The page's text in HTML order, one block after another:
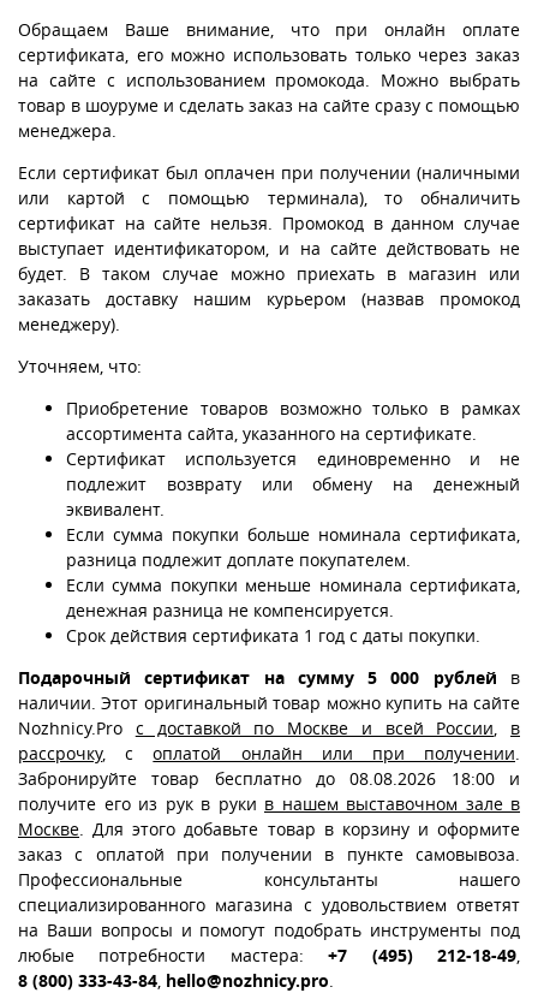
Обращаем Ваше внимание, что при онлайн оплате
сертификата, его можно использовать только через заказ
на сайте с использованием промокода. Можно выбрать
товар в шоуруме и сделать заказ на сайте сразу с помощью
менеджера.
Если сертификат был оплачен при получении (наличными
или картой с помощью терминала), то обналичить
сертификат на сайте нельзя. Промокод в данном случае
выступает идентификатором, и на сайте действовать не
будет. В таком случае можно приехать в магазин или
заказать доставку нашим курьером (назвав промокод
менеджеру).
Уточняем, что:
Приобретение товаров возможно только в рамках
ассортимента сайта, указанного на сертификате.
Сертификат используется единовременно и не
подлежит возврату или обмену на денежный
эквивалент.
Если сумма покупки больше номинала сертификата,
разница подлежит доплате покупателем.
Если сумма покупки меньше номинала сертификата,
денежная разница не компенсируется.
Срок действия сертификата 1 год с даты покупки.
Подарочный сертификат на сумму 5 000 рублей в
наличии. Этот оригинальный товар можно купить на сайте
Nozhnicy.Pro с доставкой по Москве и всей России
в
рассрочку, соплатой онлайн или при получении
Забронируйте товар бесплатно до 08.08.2026 18:00 и
получите его из рук в руки в нашем выставочном зале в
Москве . Для этого добавьте товар в корзину и оформите
заказ с оплатой при получении в пункте самовывоза.
Профессиональные консультанты нашего
специализированного магазина с удовольствием ответят
на Ваши вопросы и помогут подобрать инструменты под
любые потребности мастера:+7 (495) 212-18-49
8 (800) 333-43-84 hello@nozhnicy.pro